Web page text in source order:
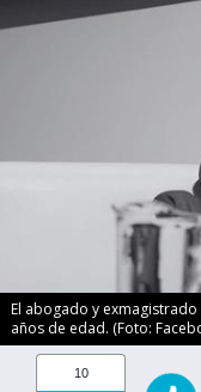
El abogado y
años de edad. (Foto:
10